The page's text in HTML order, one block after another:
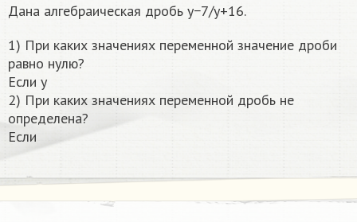
Дана алгебраическая дробь y−7/y+16.
1) При каких значениях переменной значение дроби
равно нулю?
Если y
2) При каких значениях переменной дробь не
определена?
Если